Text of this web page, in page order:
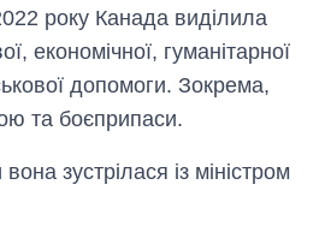
року Канада виділила
економічної, гуманітарної
допомоги. Зокрема,
та боєприпаси.
зустрілася із міністром